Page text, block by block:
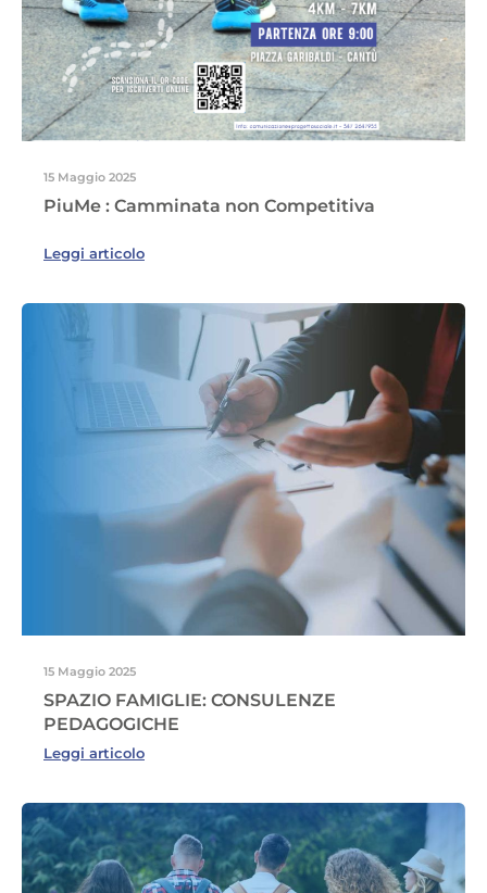
15 Maggio 2025
PiuMe : Camminata non Competitiva
Leggi articolo
15 Maggio 2025
SPAZIO FAMIGLIE: CONSULENZE
PEDAGOGICHE
Leggi articolo